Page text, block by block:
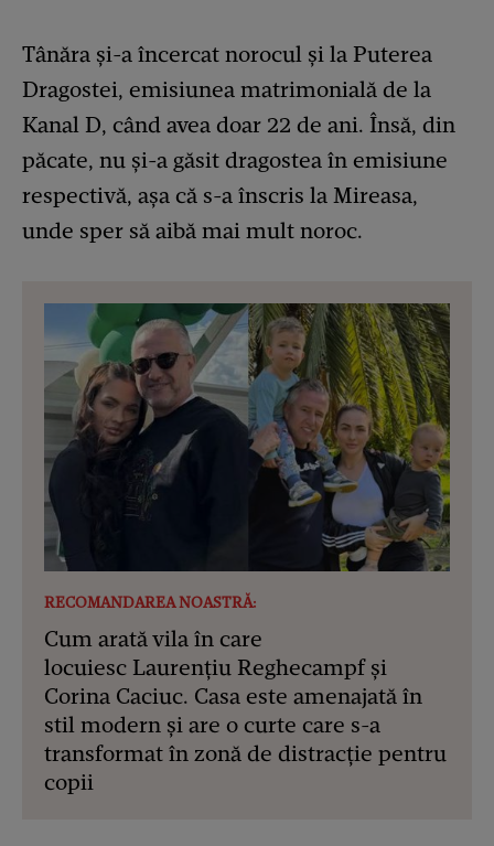
Tânăra și-a încercat norocul și la Puterea
Dragostei, emisiunea matrimonială de la
Kanal D, când avea doar 22 de ani. Însă, din
păcate, nu și-a găsit dragostea în emisiune
respectivă, așa că s-a înscris la Mireasa,
unde sper să aibă mai mult noroc.
RECOMANDAREA NOASTRĂ:
Cum arată vila în care
locuiesc Laurențiu Reghecampf și
Corina Caciuc. Casa este amenajată în
stil modern și are o curte care s-a
transformat în zonă de distracție pentru
copii